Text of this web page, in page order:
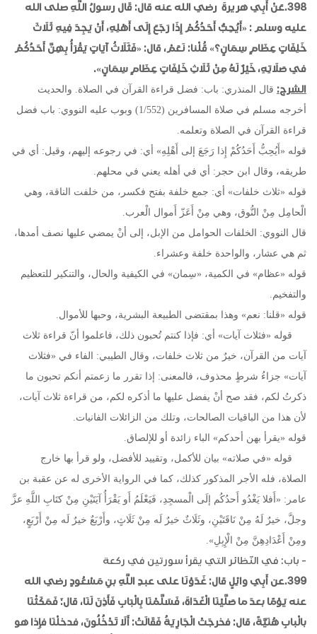
398.عَنْ أَبِي هريرةَ رضي الله عنه قال: قَال رسولُ اللَّهِ صلى الله
عليه وسلم : «أَيُحِبُّ أَحَدُكُمْ إِذَا رَجَعَ إِلَى أَهْلِهِ، أَنْ يَجِدَ فِيهِ ثَلَاثَ
خَلِفَاتٍ عِظَامٍ سِمَانٍ؟» قُلْنا: نَعَمْ، قال: «فَثَلَاثُ آيَاتٍ يَقْرَأُ بِهِنَّ أَحَدُكُمْ
في صَلَاتِهِ، خَيْرٌ لَهُ مِنْ ثَلَاثِ خَلِفَاتٍ عِظَامٍ سِمَانٍ».
الشرح: قال المنذري: باب: فضل قراءة القرآن في الصلاة. والحديث
أخرجه مسلم في صلاة المسافرين (1/552) وبوب عليه النووي: باب فضل
قراءة القرآن في الصلاة وتعلمه.
قوله «أَيُحِبُّ أَحَدُكُمْ إِذا رَجَعَ إلى أَهْلِهِ» أي: في رجوعه إليهم، وقيل: أي في
طريقه، وقال ابن حجر: أي في أهله يعني في محلهم.
قوله «ثلاث خلفات» أي: جمع خلفة بفتح فكسر، من خلفت الناقة، وهي
الْحامِل مِنْ النُّوق، وهي مِنْ أَعَزّ أَموال الْعرب.
قال النووي: الخلفات الحوامل من الإبل، إلى أنْ يمضي عليها نصف أمدها،
ثم هي عشار، والواحدة خلفة وعشراء.
قوله «عظام» في الكمية، «سِمان» في الكيفية والحال، والتنكير للتعظيم
والتفخيم.
قوله «قلنا: نعم» وهذا بمقتضى الطبيعة البشرية، وحبها للأموال.
قوله «فثلاث آيات» أي: فإذا كنتم تُحبون ذلك، فاعلموا أنّ قراءة ثلاث
آيات من القرآن، خيرٌ من ثلاث خلفات، وقال الطيبي: الفاء في «فثلاث
آيات» جزاءُ شرطٍ محذوف، فالمعنى: إذا تقرر ما زعمتم أنكم تحبون ما
ذكرتُ لكم، فقد صح أنْ يفضل عليها ما أذكره لكم، من قراءة ثلاث آيات،
لأن هذا من الباقيات الصالحات، وتلك من الزائلات الفانيات.
قوله «يقرأ بهن أحدكم» الباء زائدة أو للإلصاق.
قوله «في صلاته» بيان للأكمل، وتقييد للأفضل، ولو قرأ بها خارج
الصلاة، فله الأجر المذكور كذلك، كما في الرواية الأخرى له عن عقبة بن
عامر: «أَفلا يَغْدُو أَحدُكُم إلَى الْمسجِدِ، فَيَعْلَمُ أَو يَقْرَأُ آيَتَيْنِ مِنْ كتَابِ اللَّهِ عزَّ
وجلَّ، خيرٌ لَهُ مِنْ نَاقَتَيْنِ، وثَلَاثٌ خيرٌ لَه مِنْ ثَلَاثٍ، وأَرْبَعٌ خيرٌ لَه مِنْ أَرْبَعٍ،
ومِنْ أَعْدَادِهِنَّ مِنْ الْإِبِلِ».
- باب: في النّظائر التي يقرأ سورتين في ركعة
399.عن أَبِي وائِلٍ قال: غَدَوْنَا على عبدِ اللَّهِ بنِ مَسْعُودٍ رضي الله
عنه يَوْمًا بعدَ ما صَلَّيْنَا الْغَدَاةَ، فَسَلَّمْنَا بِالْبَابِ فَأَذِنَ لَنَا، قال:َ فَمَكَثْنَا
بالْبابِ هُنَيَّةً، قال: فخرجَتْ الْجَارِيَةُ فَقَالَتْ: أَلَا تَدْخُلُونَ، فدخلْنَا فإِذا هو